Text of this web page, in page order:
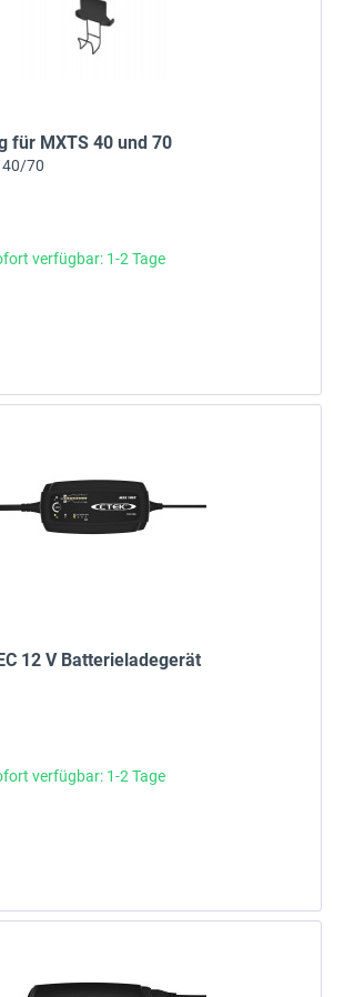
für MXTS 40 und 70
40/70
verfügbar: 1-2 Tage
12 V Batterieladegerät
verfügbar: 1-2 Tage